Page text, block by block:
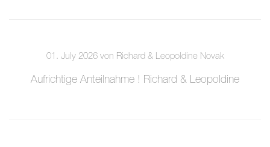
01. July 2026 von Richard & Leopoldine Novak
Aufrichtige Anteilnahme ! Richard & Leopoldine